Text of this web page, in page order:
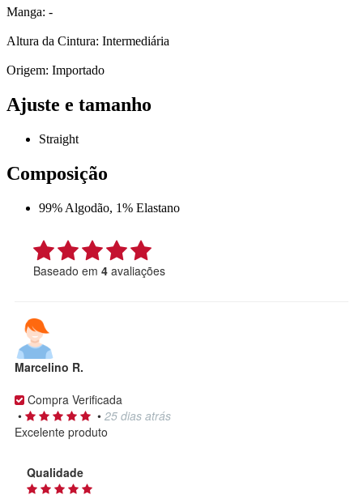
Manga: -
Altura da Cintura: Intermediária
Origem: Importado
Ajuste e tamanho
Straight
Composição
99% Algodão, 1% Elastano
Baseado em 4 avaliações
Marcelino R.
Compra Verificada
•
• 25 dias atrás
Excelente produto
Qualidade